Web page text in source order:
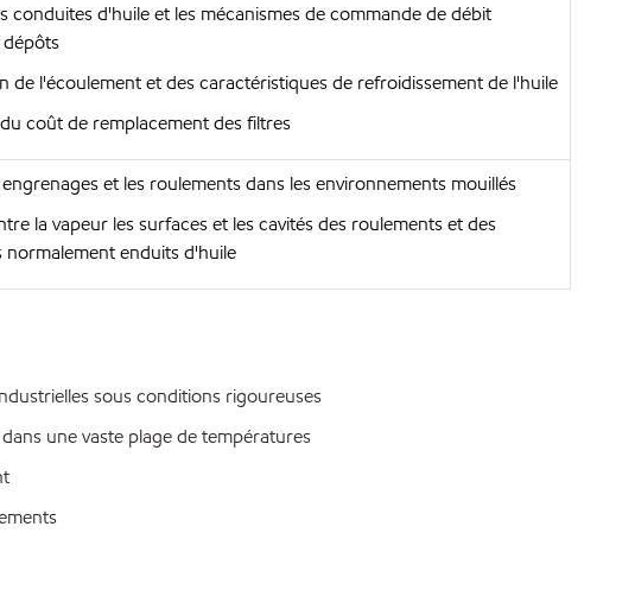
conduites d'huile et les mécanismes de commande de débit
de l'écoulement et des caractéristiques de refroidissement de l'huile
coût de remplacement des filtres
et les roulements dans les environnements mouillés
la vapeur les surfaces et les cavités des roulements et des
normalement enduits d'huile
sous conditions rigoureuses
une vaste plage de températures